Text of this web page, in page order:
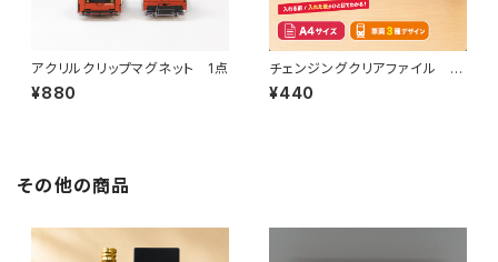
アクリルクリップマグネット 1点
¥880
チェンジングクリアファイル 伊
予鉄道（A）
¥440
その他の商品